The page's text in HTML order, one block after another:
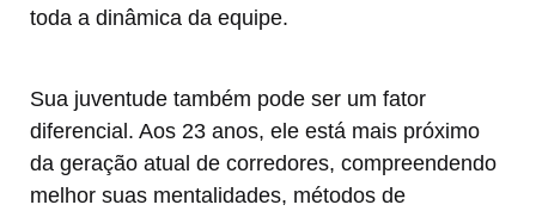
toda a dinâmica da equipe.
Sua juventude também pode ser um fator
diferencial. Aos 23 anos, ele está mais próximo
da geração atual de corredores, compreendendo
melhor suas mentalidades, métodos de